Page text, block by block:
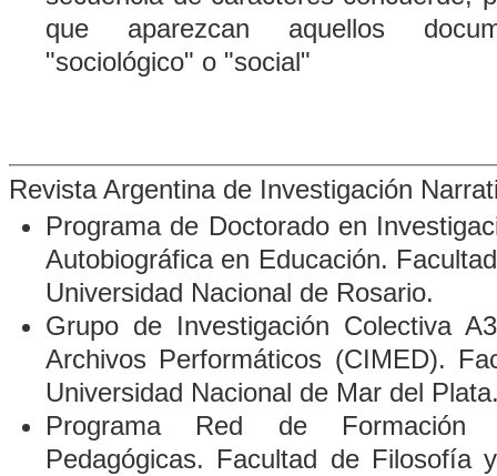
que aparezcan aquellos
"sociológico" o "social"
Revista Argentina de Investigación
Programa de Doctorado en
Autobiográfica en Educación.
Universidad Nacional de Rosario.
Grupo de Investigación Colectiva
Archivos Performáticos (CIMED).
Universidad Nacional de Mar del
Programa Red de Formación
Pedagógicas. Facultad de Filosofía